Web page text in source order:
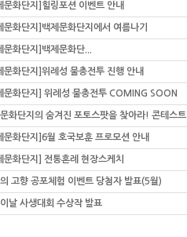
문화단지]힐링포션 이벤트 안내
문화단지]백제문화단지에서 여름나기
문화단지]백제문화단...
문화단지]위례성 물총전투 진행 안내
문화단지] 위례성 물총전투 COMING SOON
화단지의 숨겨진 포토스팟을 찾아라! 콘테스트
문화단지]6월 호국보훈 프로모션 안내
문화단지] 전통혼례 현장스케치
고향 공포체험 이벤트 당첨자 발표(5월)
날 사생대회 수상작 발표